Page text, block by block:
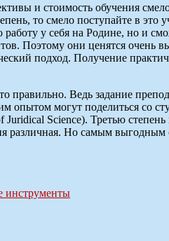
и стоимость обучения
то смело поступайте в это
у себя на Родине, но и
Поэтому они ценятся очень
подход. Получение
Ведь задание
опытом могут поделиться со
Science). Третью
различная. Но самым
инструменты